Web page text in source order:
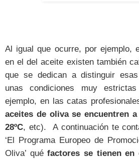
Al igual que ocurre, por ejemplo,
en el del aceite existen también
que se dedican a distinguir
unas condiciones muy
ejemplo, en las catas
aceites de oliva se encuentren
28ºC, etc). A continuación te
‘El Programa Europeo de
Oliva’ quéfactores se tienen en